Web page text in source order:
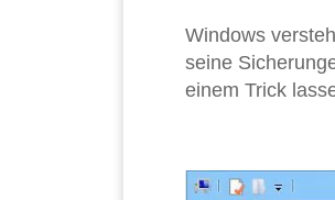
Windows
seine
einem Trick